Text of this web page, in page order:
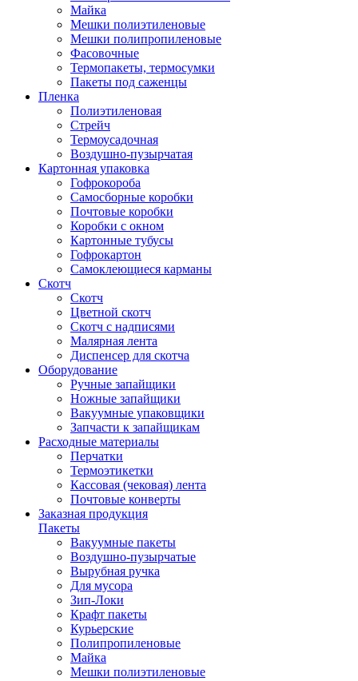
Майка
Мешки полиэтиленовые
Мешки полипропиленовые
Фасовочные
Термопакеты, термосумки
Пакеты под саженцы
Пленка
Полиэтиленовая
Стрейч
Термоусадочная
Воздушно-пузырчатая
Картонная упаковка
Гофрокороба
Самосборные коробки
Почтовые коробки
Коробки с окном
Картонные тубусы
Гофрокартон
Самоклеющиеся карманы
Скотч
Скотч
Цветной скотч
Скотч с надписями
Малярная лента
Диспенсер для скотча
Оборудование
Ручные запайщики
Ножные запайщики
Вакуумные упаковщики
Запчасти к запайщикам
Расходные материалы
Перчатки
Термоэтикетки
Кассовая (чековая) лента
Почтовые конверты
Заказная продукция
Пакеты
Вакуумные пакеты
Воздушно-пузырчатые
Вырубная ручка
Для мусора
Зип-Локи
Крафт пакеты
Курьерские
Полипропиленовые
Майка
Мешки полиэтиленовые